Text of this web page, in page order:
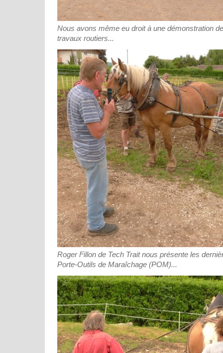
Nous avons même eu droit à une démonstration
travaux routiers...
Roger Fillon de Tech Trait nous présente les
Porte-Outils de Maraîchage (POM)...